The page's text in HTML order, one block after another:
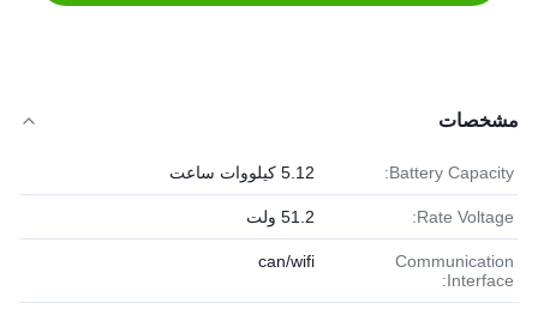
مشخصات
Battery Capacity: 5.12 کیلووات ساعت
Rate Voltage: 51.2 ولت
Communication
Interface:
can/wifi